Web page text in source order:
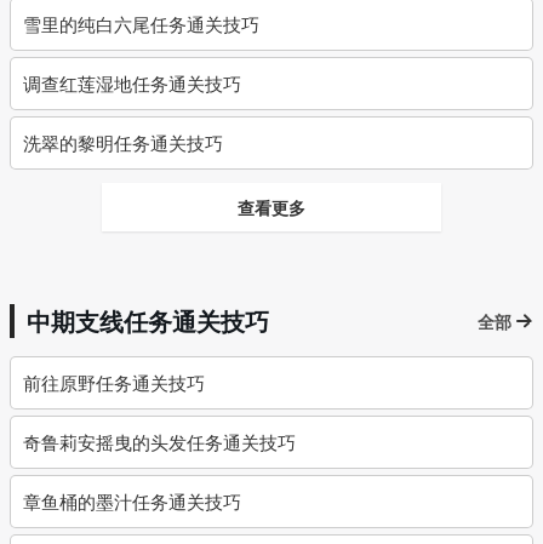
雪里的纯白六尾任务通关技巧
调查红莲湿地任务通关技巧
洗翠的黎明任务通关技巧
查看更多
中期支线任务通关技巧 全部
前往原野任务通关技巧
奇鲁莉安摇曳的头发任务通关技巧
章鱼桶的墨汁任务通关技巧